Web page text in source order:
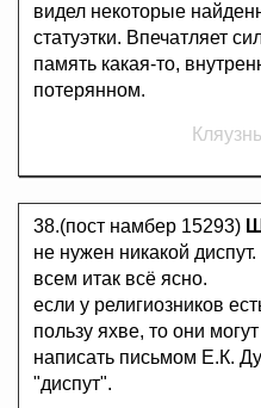
видел некоторые
статуэтки. Впечатляет
память какая-то,
потерянном.
38.(пост намбер 15293)
не нужен никакой диспут.
всем итак всё ясно.
если у религиозников
пользу яхве, то они
написать письмом Е.К.
"диспут".